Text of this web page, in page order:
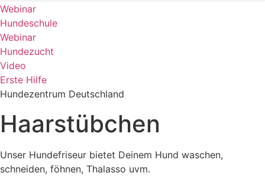
Webinar
Hundeschule
Webinar
Hundezucht
Video
Erste Hilfe
Hundezentrum Deutschland
Haarstübchen
Unser Hundefriseur bietet Deinem Hund waschen,
schneiden, föhnen, Thalasso uvm.